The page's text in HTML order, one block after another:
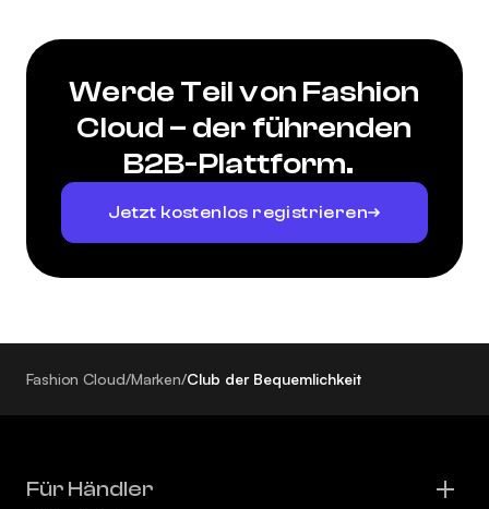
Werde Teil von Fashion
Cloud – der führenden
B2B-Plattform.
Jetzt kostenlos registrieren
Fashion Cloud/Marken/Club der Bequemlichkeit
Für Händler